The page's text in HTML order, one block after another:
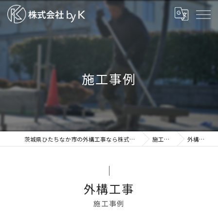
施工事例
茨城県ひたちなか市の外構工事なら株式会社by K 施工事例 外構工事
施工事例
外構工事